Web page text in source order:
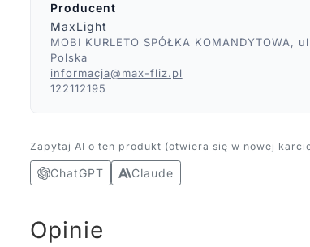
Producent
MaxLight
MOBI KURLETO SPÓŁKA
Polska
informacja@max-fliz.pl
122112195
Zapytaj AI o ten produkt (otwiera się w nowej
ChatGPT Claude
Opinie